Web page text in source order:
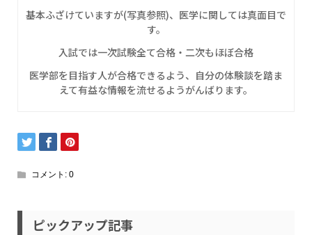
基本ふざけていますが(写真参照)、医学に関しては真面目で
す。
入試では一次試験全て合格・二次もほぼ合格
医学部を目指す人が合格できるよう、自分の体験談を踏ま
えて有益な情報を流せるようがんばります。
コメント: 0
ピックアップ記事